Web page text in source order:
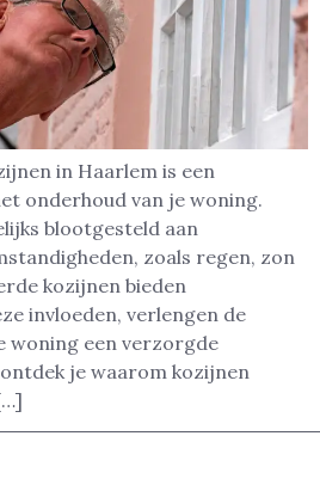
in Haarlem is een
onderhoud van je woning.
blootgesteld aan
zoals regen, zon
kozijnen bieden
invloeden, verlengen de
woning een verzorgde
je waarom kozijnen